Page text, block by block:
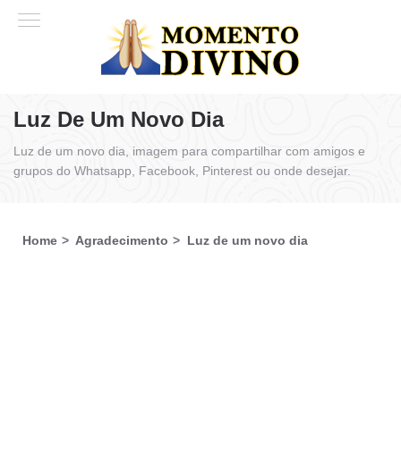
Luz De Um Novo Dia
Luz de um novo dia, imagem para compartilhar com amigos e
grupos do Whatsapp, Facebook, Pinterest ou onde desejar.
Home Agradecimento Luz de um novo dia